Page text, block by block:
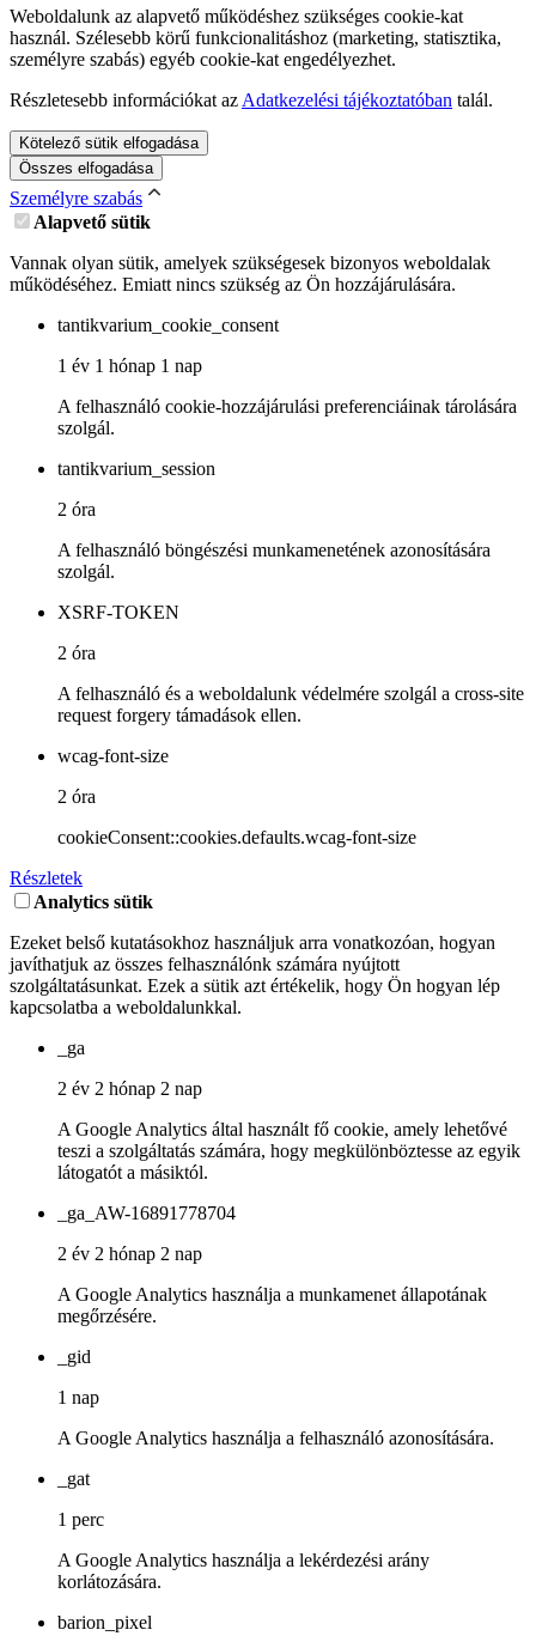
Weboldalunk az alapvető működéshez szükséges cookie-kat
használ. Szélesebb körű funkcionalitáshoz (marketing, statisztika,
személyre szabás) egyéb cookie-kat engedélyezhet.
Részletesebb információkat az Adatkezelési tájékoztatóban talál.
Kötelező sütik elfogadása
Összes elfogadása
Személyre szabás
Alapvető sütik
Vannak olyan sütik, amelyek szükségesek bizonyos weboldalak
működéséhez. Emiatt nincs szükség az Ön hozzájárulására.
tantikvarium_cookie_consent
1 év 1 hónap 1 nap
A felhasználó cookie-hozzájárulási preferenciáinak tárolására
szolgál.
tantikvarium_session
2 óra
A felhasználó böngészési munkamenetének azonosítására
szolgál.
XSRF-TOKEN
2 óra
A felhasználó és a weboldalunk védelmére szolgál a cross-site
request forgery támadások ellen.
wcag-font-size
2 óra
cookieConsent::cookies.defaults.wcag-font-size
Részletek
Analytics sütik
Ezeket belső kutatásokhoz használjuk arra vonatkozóan, hogyan
javíthatjuk az összes felhasználónk számára nyújtott
szolgáltatásunkat. Ezek a sütik azt értékelik, hogy Ön hogyan lép
kapcsolatba a weboldalunkkal.
_ga
2 év 2 hónap 2 nap
A Google Analytics által használt fő cookie, amely lehetővé
teszi a szolgáltatás számára, hogy megkülönböztesse az egyik
látogatót a másiktól.
_ga_AW-16891778704
2 év 2 hónap 2 nap
A Google Analytics használja a munkamenet állapotának
megőrzésére.
_gid
1 nap
A Google Analytics használja a felhasználó azonosítására.
_gat
1 perc
A Google Analytics használja a lekérdezési arány
korlátozására.
barion_pixel